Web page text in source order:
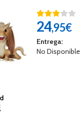
24,95€
Entrega:
No Disponible